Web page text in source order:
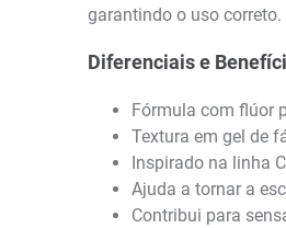
garantindo o uso correto.
Diferenciais e
Fórmula com flúor
Textura em gel de
Inspirado na linha
Ajuda a tornar a
Contribui para